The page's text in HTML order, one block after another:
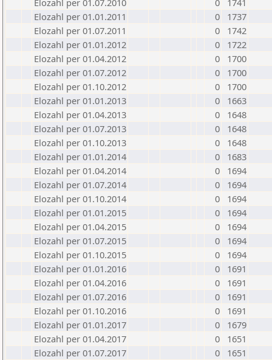
Elozahl per 01.07.2010
0
1741
Elozahl per 01.01.2011
0
1737
Elozahl per 01.07.2011
0
1742
Elozahl per 01.01.2012
0
1722
Elozahl per 01.04.2012
0
1700
Elozahl per 01.07.2012
0
1700
Elozahl per 01.10.2012
0
1700
Elozahl per 01.01.2013
0
1663
Elozahl per 01.04.2013
0
1648
Elozahl per 01.07.2013
0
1648
Elozahl per 01.10.2013
0
1648
Elozahl per 01.01.2014
0
1683
Elozahl per 01.04.2014
0
1694
Elozahl per 01.07.2014
0
1694
Elozahl per 01.10.2014
0
1694
Elozahl per 01.01.2015
0
1694
Elozahl per 01.04.2015
0
1694
Elozahl per 01.07.2015
0
1694
Elozahl per 01.10.2015
0
1694
Elozahl per 01.01.2016
0
1691
Elozahl per 01.04.2016
0
1691
Elozahl per 01.07.2016
0
1691
Elozahl per 01.10.2016
0
1691
Elozahl per 01.01.2017
0
1679
Elozahl per 01.04.2017
0
1651
Elozahl per 01.07.2017
0
1651